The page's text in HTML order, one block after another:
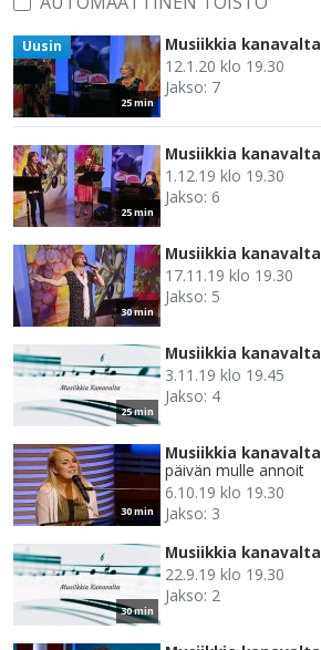
25 min
Uusin Musiikkia kanavalta
12.1.20 klo 19.30
Jakso: 7
25 min
Musiikkia kanavalta
1.12.19 klo 19.30
Jakso: 6
30 min
Musiikkia kanavalta
17.11.19 klo 19.30
Jakso: 5
25 min
Musiikkia kanavalta
3.11.19 klo 19.45
Jakso: 4
30 min
Musiikkia kanavalta
päivän mulle annoit
6.10.19 klo 19.30
Jakso: 3
30 min
Musiikkia kanavalta
22.9.19 klo 19.30
Jakso: 2